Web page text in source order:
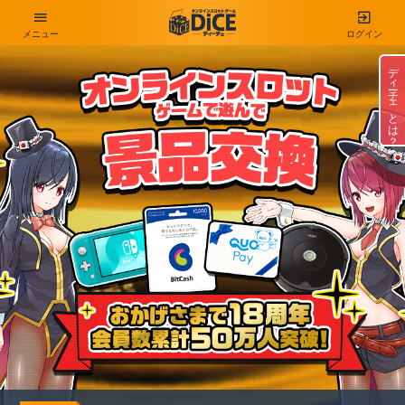
ログイン
メニュー
ディーチェとは？